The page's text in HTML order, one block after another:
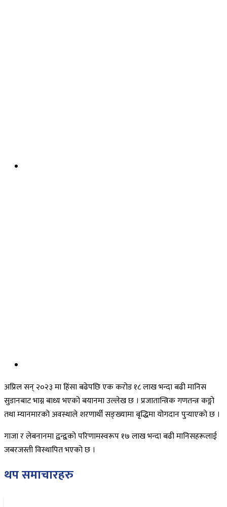
अप्रिल सन् २०२३ मा हिंसा बढेपछि एक करोड १८ लाख भन्दा बढी मानिस
सुडानबाट भाग्न बाध्य भएको बयानमा उल्लेख छ । प्रजातान्त्रिक गणतन्त्र कङ्गो
तथा म्यानमारको अवस्थाले शरणार्थी सङ्ख्यामा बृद्धिमा योगदान पुर्‍याएको छ ।
गाजा र लेबनानमा द्वन्द्वको परिणामस्वरूप १७ लाख भन्दा बढी मानिसहरूलाई
जबरजस्ती विस्थापित भएको छ ।
थप समाचारहरु